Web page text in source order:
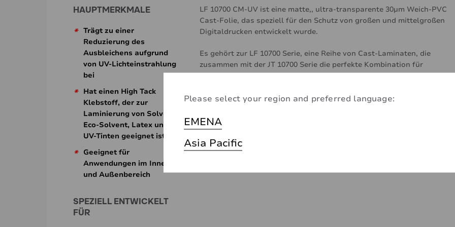
Please select your region and preferred language:
EMENA
Asia Pacific
HAUPTMERKMALE
* Trägt zu einer
Reduzierung des
Ausbleichens aufgrund
von UV-Lichteinstrahlung
bei
*
Hat einen High Tack
Klebstoff, der zur
Laminierung von Solvent,
Eco-Solvent, Latex und
UV-Tinten geeignet ist
*
Geeignet für
Anwendungen im Innen-
und Außenbereich
SPEZIELL ENTWICKELT
FÜR
LF 10700 CM-UV ist eine matte,, ultra-transparente 30μm Weich-PVC
Cast-Folie, das speziell für den Schutz von großen und mittelgroßen
Digitaldrucken entwickelt wurde.
Es gehört zur LF 10700 Serie, eine Reihe von Cast-Laminaten, die
zusammen mit der JT 10700 Serie die perfekte Kombination für
anspruchsvolle 3D-Anwendungen bildet.
Performance eignen sich diese Produkte besonders gut für Teil- oder
Das Produkt wurde speziell für die Laminierung digitaler UV-Drucke
entwickelt, ist aber auch mit anderen Standard- Drucktechniken wie
Solvent, Eco-Solvent und Latex kompatibel.